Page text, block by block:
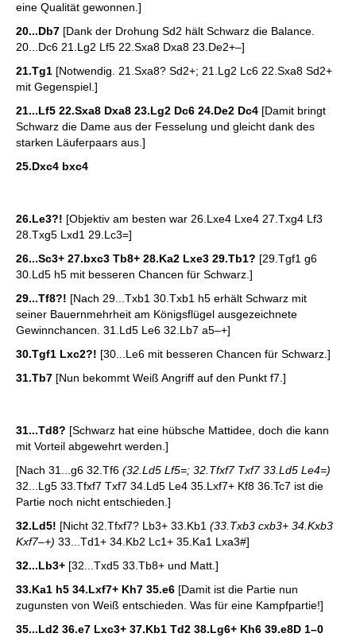
eine Qualität gewonnen.]
20...Db7 [Dank der Drohung Sd2 hält Schwarz die Balance.
20...Dc6 21.Lg2 Lf5 22.Sxa8 Dxa8 23.De2+–]
21.Tg1 [Notwendig. 21.Sxa8? Sd2+; 21.Lg2 Lc6 22.Sxa8 Sd2+
mit Gegenspiel.]
21...Lf5 22.Sxa8 Dxa8 23.Lg2 Dc6 24.De2 Dc4 [Damit bringt
Schwarz die Dame aus der Fesselung und gleicht dank des
starken Läuferpaars aus.]
25.Dxc4 bxc4
26.Le3?! [Objektiv am besten war 26.Lxe4 Lxe4 27.Txg4 Lf3
28.Txg5 Lxd1 29.Lc3=]
26...Sc3+ 27.bxc3 Tb8+ 28.Ka2 Lxe3 29.Tb1? [29.Tgf1 g6
30.Ld5 h5 mit besseren Chancen für Schwarz.]
29...Tf8?! [Nach 29...Txb1 30.Txb1 h5 erhält Schwarz mit
seiner Bauernmehrheit am Königsflügel ausgezeichnete
Gewinnchancen. 31.Ld5 Le6 32.Lb7 a5–+]
30.Tgf1 Lxc2?! [30...Le6 mit besseren Chancen für Schwarz.]
31.Tb7 [Nun bekommt Weiß Angriff auf den Punkt f7.]
31...Td8? [Schwarz hat eine hübsche Mattidee, doch die kann
mit Vorteil abgewehrt werden.]
[Nach 31...g6 32.Tf6 (32.Ld5 Lf5=; 32.Tfxf7 Txf7 33.Ld5 Le4=)
32...Lg5 33.Tfxf7 Txf7 34.Ld5 Le4 35.Lxf7+ Kf8 36.Tc7 ist die
Partie noch nicht entschieden.]
32.Ld5! [Nicht 32.Tfxf7? Lb3+ 33.Kb1 (33.Txb3 cxb3+ 34.Kxb3
Kxf7–+) 33...Td1+ 34.Kb2 Lc1+ 35.Ka1 Lxa3#]
32...Lb3+ [32...Txd5 33.Tb8+ und Matt.]
33.Ka1 h5 34.Lxf7+ Kh7 35.e6 [Damit ist die Partie nun
zugunsten von Weiß entschieden. Was für eine Kampfpartie!]
35...Ld2 36.e7 Lxc3+ 37.Kb1 Td2 38.Lg6+ Kh6 39.e8D 1–0